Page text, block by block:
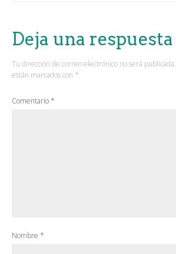
Deja una respuesta
Tu dirección de correo electrónico no será publicada.
están marcados con *
Comentario *
Nombre *